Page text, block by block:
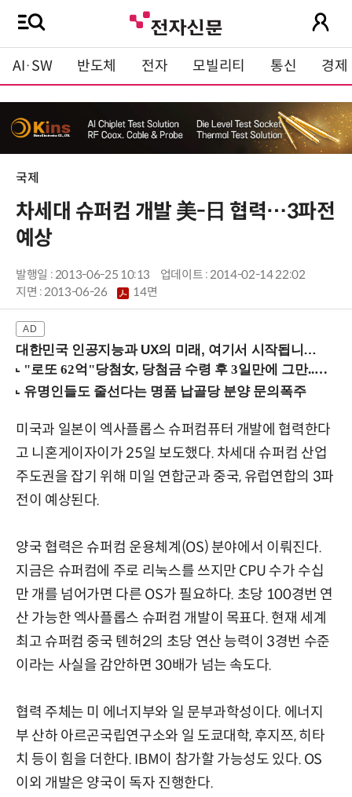
AI·SW 반도체 전자 모빌리티 통신 경제
국제
차세대 슈퍼컴 개발 美-日 협력…3파전
예상
발행일 : 2013-06-25 10:13
업데이트 : 2014-02-14 22:02
지면 :2013-06-26 14면
대한민국 인공지능과 UX의 미래, 여기서 시작됩니다! (9/2 강남역)
미국과 일본이 엑사플롭스 슈퍼컴퓨터 개발에 협력한다
고 니혼게이자이가 25일 보도했다. 차세대 슈퍼컴 산업
주도권을 잡기 위해 미일 연합군과 중국, 유럽연합의 3파
전이 예상된다.
양국 협력은 슈퍼컴 운용체계(OS) 분야에서 이뤄진다.
지금은 슈퍼컴에 주로 리눅스를 쓰지만 CPU 수가 수십
만 개를 넘어가면 다른 OS가 필요하다. 초당 100경번 연
산 가능한 엑사플롭스 슈퍼컴 개발이 목표다. 현재 세계
최고 슈퍼컴 중국 톈허2의 초당 연산 능력이 3경번 수준
이라는 사실을 감안하면 30배가 넘는 속도다.
협력 주체는 미 에너지부와 일 문부과학성이다. 에너지
부 산하 아르곤국립연구소와 일 도쿄대학, 후지쯔, 히타
치 등이 힘을 더한다. IBM이 참가할 가능성도 있다. OS
이외 개발은 양국이 독자 진행한다.